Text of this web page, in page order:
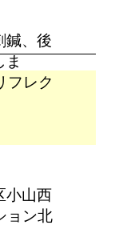
鍼、後
ま
レク
小山西
ョン北